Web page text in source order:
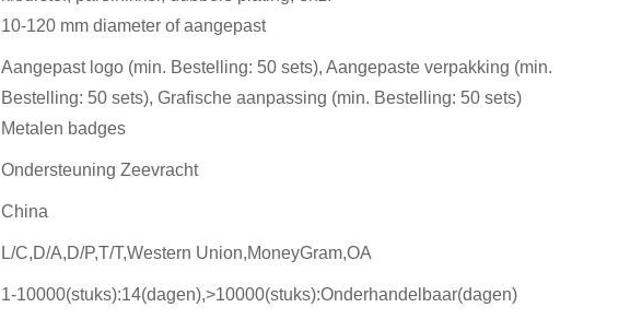
10-120 mm diameter of aangepast
Aangepast logo (min. Bestelling: 50 sets), Aangepaste verpakking (min.
Bestelling: 50 sets), Grafische aanpassing (min. Bestelling: 50 sets)
Metalen badges
Ondersteuning Zeevracht
China
L/C,D/A,D/P,T/T,Western Union,MoneyGram,OA
1-10000(stuks):14(dagen),>10000(stuks):Onderhandelbaar(dagen)